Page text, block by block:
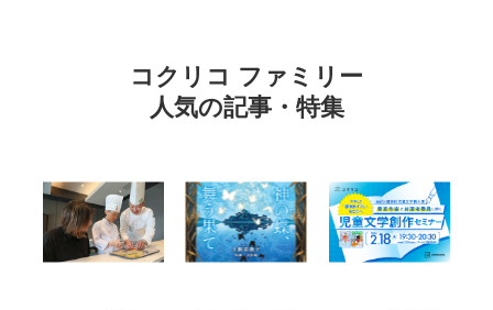
コクリコ ファミリー
人気の記事・特集